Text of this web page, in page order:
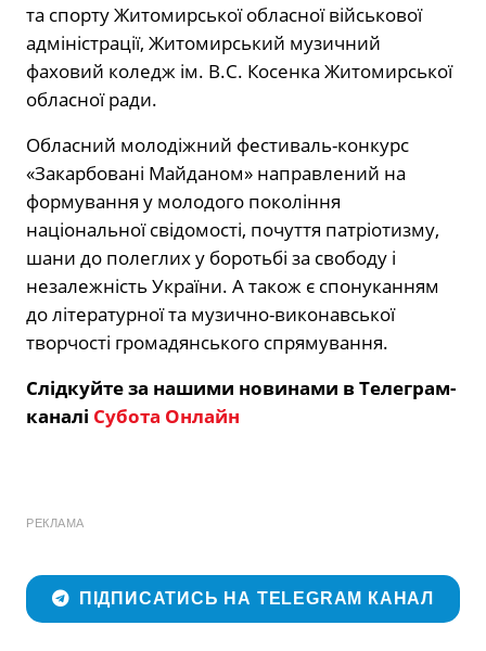
та спорту Житомирської обласної військової
адміністрації, Житомирський музичний
фаховий коледж ім. В.С. Косенка Житомирської
обласної ради.
Обласний молодіжний фестиваль-конкурс
«Закарбовані Майданом» направлений на
формування у молодого покоління
національної свідомості, почуття патріотизму,
шани до полеглих у боротьбі за свободу і
незалежність України. А також є спонуканням
до літературної та музично-виконавської
творчості громадянського спрямування.
Слідкуйте за нашими новинами в Телеграм-
каналі Субота Онлайн
РЕКЛАМА
ПІДПИСАТИСЬ НА TELEGRAM КАНАЛ